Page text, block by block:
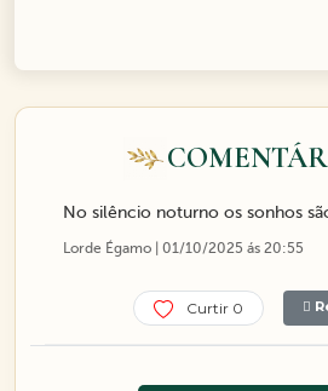
No silêncio noturno os sonhos
Lorde Égamo | 01/10/2025 ás 20:55
Curtir 0